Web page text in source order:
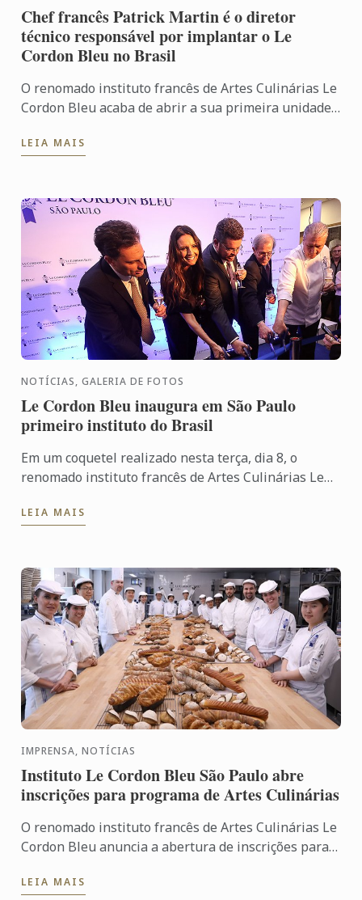
Chef francês Patrick Martin é o diretor
técnico responsável por implantar o Le
Cordon Bleu no Brasil
O renomado instituto francês de Artes Culinárias Le
Cordon Bleu acaba de abrir a sua primeira unidade
LEIA MAIS
NOTÍCIAS, GALERIA DE FOTOS
Le Cordon Bleu inaugura em São Paulo
primeiro instituto do Brasil
Em um coquetel realizado nesta terça, dia 8, o
renomado instituto francês de Artes Culinárias Le
excelência e ...
LEIA MAIS
IMPRENSA, NOTÍCIAS
Instituto Le Cordon Bleu São Paulo abre
inscrições para programa de Artes Culinárias
O renomado instituto francês de Artes Culinárias Le
Cordon Bleu anuncia a abertura de inscrições para o
LEIA MAIS